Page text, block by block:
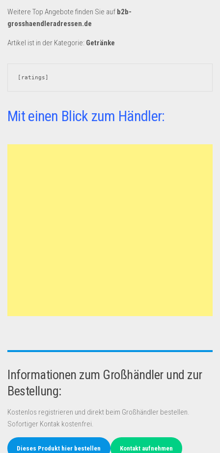
Lidl
Kostenlos verkaufen
Anmelden
Newsletter
Weitere Top Angebote finden Sie auf b2b-
grosshaendleradressen.de
Artikel ist in der Kategorie: Getränke
[ratings]
Mit einen Blick zum Händler:
Informationen zum Großhändler und zur
Bestellung:
Kostenlos registrieren und direkt beim Großhändler bestellen.
Sofortiger Kontak kostenfrei.
Dieses Produkt hier bestellen Kontakt aufnehmen